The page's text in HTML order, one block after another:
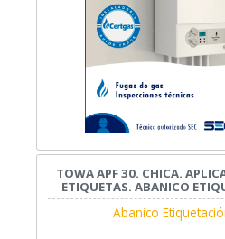
TOWA APF 30. CHICA.
ETIQUETAS. ABANICO
Abanico